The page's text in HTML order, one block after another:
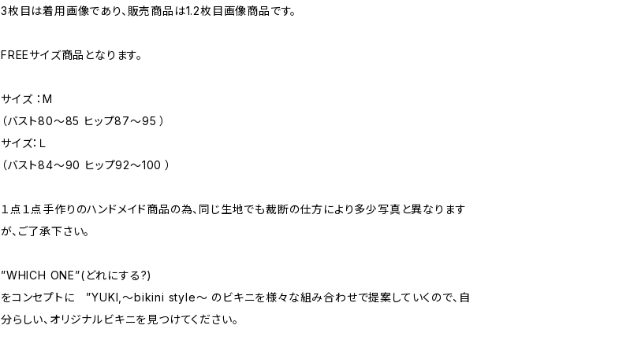
3枚目は着用画像であり、販売商品は1.2枚目画像商品です。
FREEサイズ商品となります。
サイズ ：M
（バスト80〜85 ヒップ87〜95 ）
サイズ：Ｌ
（バスト84〜90 ヒップ92〜100 ）
１点１点手作りのハンドメイド商品の為、同じ生地でも裁断の仕方により多少写真と異なります
が、ご了承下さい。
”WHICH ONE”(どれにする?)
をコンセプトに ”YUKI,～bikini style～ のビキニを様々な組み合わせで提案していくので、自
分らしい、オリジナルビキニを見つけてください。